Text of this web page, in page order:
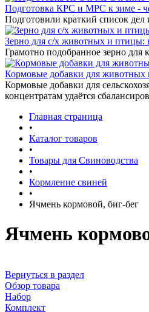
Подготовка КРС и МРС к зиме -
Подготовили краткий список
Зерно для с/х животных и птицы:
Грамотно подобранное зерно для
Кормовые добавки для
Кормовые добавки для
концентратам удаётся
Главная страница
•
Каталог товаров
•
Товары для Свиноводства
•
Кормление свиней
•
Ячмень кормовой, биг-бег
Ячмень
Вернуться в раздел
Обзор товара
Набор
Комплект